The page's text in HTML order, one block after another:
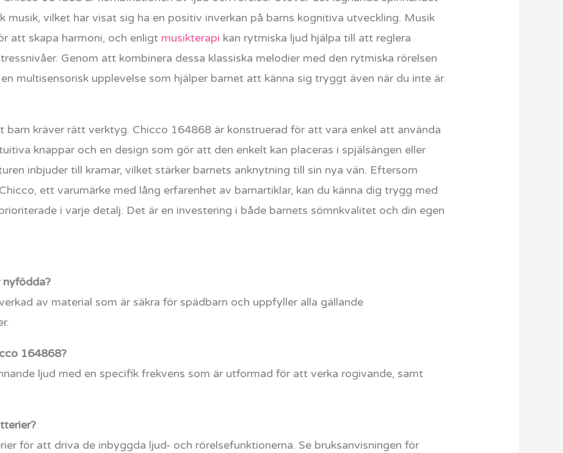
musik, vilket har visat sig ha en positiv inverkan på barns kognitiva utveckling. Musik
att skapa harmoni, och enligt musikterapi kan rytmiska ljud hjälpa till att reglera
Genom att kombinera dessa klassiska melodier med den rytmiska rörelsen
multisensorisk upplevelse som hjälper barnet att känna sig tryggt även när du inte är
kräver rätt verktyg. Chicco 164868 är konstruerad för att vara enkel att använda
knappar och en design som gör att den enkelt kan placeras i spjälsängen eller
inbjuder till kramar, vilket stärker barnets anknytning till sin nya vän. Eftersom
ett varumärke med lång erfarenhet av barnartiklar, kan du känna dig trygg med
i varje detalj. Det är en investering i både barnets sömnkvalitet och din egen
av material som är säkra för spädbarn och uppfyller alla gällande
164868?
ljud med en specifik frekvens som är utformad för att verka rogivande, samt
för att driva de inbyggda ljud- och rörelsefunktionerna. Se bruksanvisningen för